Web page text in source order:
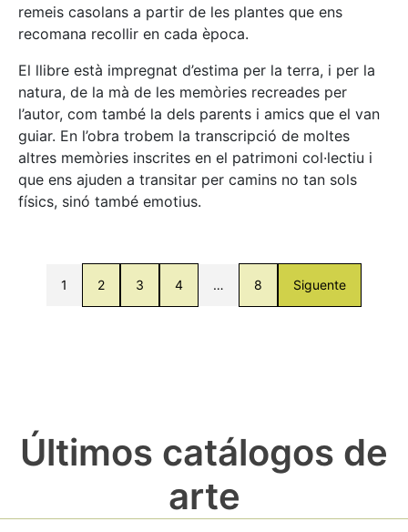
remeis casolans a partir de les plantes que ens
recomana recollir en cada època.
El llibre està impregnat d’estima per la terra, i per la
natura, de la mà de les memòries recreades per
l’autor, com també la dels parents i amics que el van
guiar. En l’obra trobem la transcripció de moltes
altres memòries inscrites en el patrimoni col·lectiu i
que ens ajuden a transitar per camins no tan sols
físics, sinó també emotius.
1 2 3 4 … 8 Siguente
Últimos catálogos de
arte